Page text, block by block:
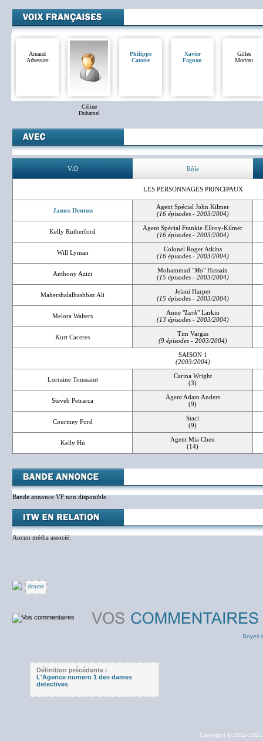
Arnaud
Arbessier
Céline
Duhamel
Philippe
Catoire
Xavier
Fagnon
Gilles
Morvan
V.O Rôle
LES PERSONNAGES PRINCIPAUX
James Denton
Agent Spécial John Kilmer
(16 épisodes - 2003/2004)
Kelly Rutherford
Agent Spécial Frankie Ellroy-Kilmer
(16 épisodes - 2003/2004)
Will Lyman
Colonel Roger Atkins
(16 épisodes - 2003/2004)
Anthony Azizi Mohammad "Mo" Hassain
(15 épisodes - 2003/2004)
Mahershalalhashbaz Ali
Jelani Harper
(15 épisodes - 2003/2004)
Melora Walters Anne "Lark" Larkin
(13 épisodes - 2003/2004)
Kurt Caceres
Tim Vargas
(9 épisodes - 2003/2004)
SAISON 1
(2003/2004)
Lorraine Toussaint
Carina Wright
(3)
Steveb Petrarca
Agent Adam Anders
(9)
Courtney Ford
Staci
(9)
Kelly Hu
Agent Mia Chen
(14)
Bande annonce VF non disponible.
Aucun média associé.
drame
Soyez
Définition précédente :
L'Agence numero 1 des dames
detectives
Copyright © 2011-